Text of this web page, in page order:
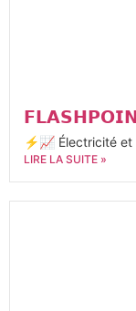
⚡📈 Électricité et
LIRE LA SUITE »